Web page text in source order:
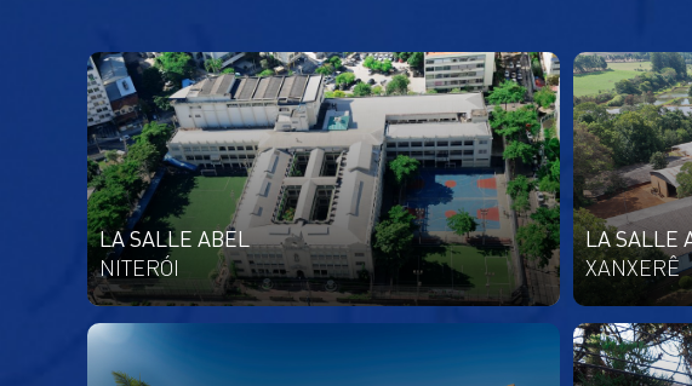
LA SALLE ABEL
NITERÓI
LA SALLE
XANXERÊ